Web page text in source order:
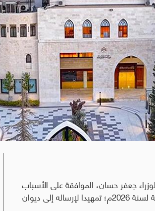
جعفر حسان، الموافقة على الأسباب
الموجبة لمشروع قانون معدل لقانون مجالس الطوائف المسيحية لسنة 2026م؛ تمهيدا لإرساله إلى ديوان